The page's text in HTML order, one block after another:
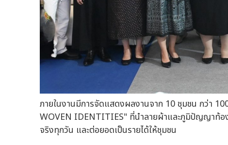
ภายในงานมีการจัดแสดงผลงานจาก 10 ชุมชน กว่า
WOVEN IDENTITIES" ที่นำลายผ้าและภูมิปัญญาท้อ
จริงทุกวัน และต่อยอดเป็นรายได้ให้ชุมชน